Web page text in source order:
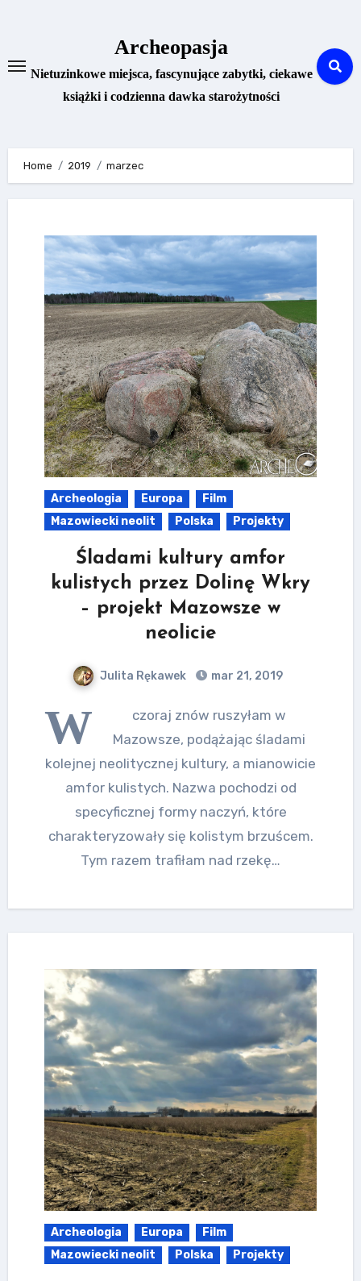
Archeopasja
Nietuzinkowe miejsca, fascynujące zabytki, ciekawe
książki i codzienna dawka starożytności
Home 2019 marzec
Archeologia Europa
Film
Mazowiecki neolit
Polska Projekty
Śladami kultury amfor
kulistych przez Dolinę Wkry
– projekt Mazowsze w
neolicie
Julita Rękawek mar 21, 2019
W
czoraj znów ruszyłam w
Mazowsze, podążając śladami
kolejnej neolitycznej kultury, a mianowicie
amfor kulistych. Nazwa pochodzi od
specyficznej formy naczyń, które
charakteryzowały się kolistym brzuścem.
Tym razem trafiłam nad rzekę…
Archeologia Europa
Film
Mazowiecki neolit
Polska Projekty